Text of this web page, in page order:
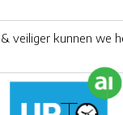
veiliger kunnen we